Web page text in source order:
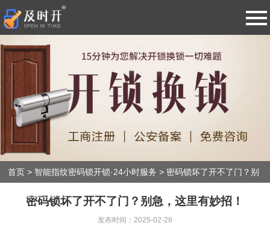
导
航
网站首页
防盗门开锁·换锁·修锁·售后质保
换锁芯上门服务·更换ABC级锁芯
保险柜开锁·升级换密码·专业维修
首页> 智能指纹密码锁开锁·24小时服务 > 密码锁坏了开不了门？别
急，这里有妙招！
密码锁坏了开不了门？别急，这里有妙招！
发布时间：2025-02-28